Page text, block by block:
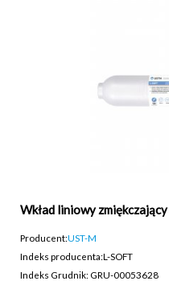
Wkład liniowy
Producent:UST-M
Indeks producenta:L-SOFT
Indeks Grudnik: GRU-00053628